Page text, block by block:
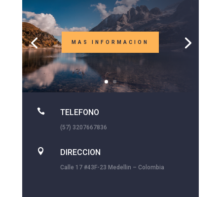
MAS INFORMACION
 TELEFONO
(57) 3207667836
 DIRECCION
Calle 17 #43F-23 Medellin – Colombia